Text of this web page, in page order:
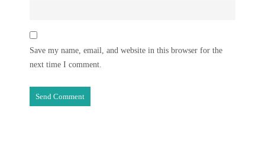
Save my name, email, and website in this browser for the
next time I comment.